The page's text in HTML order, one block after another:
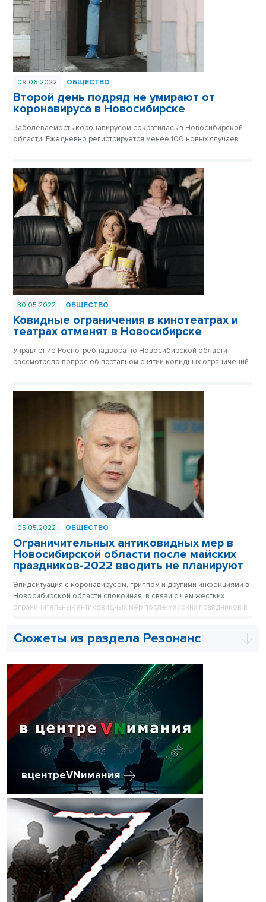
09.06.2022 ОБЩЕСТВО
Второй день подряд не умирают от
коронавируса в Новосибирске
Заболеваемость коронавирусом сократилась в Новосибирской
области. Ежедневно регистрируется менее 100 новых случаев.
30.05.2022 ОБЩЕСТВО
Ковидные ограничения в кинотеатрах и
театрах отменят в Новосибирске
Управление Роспотребнадзора по Новосибирской области
рассмотрело вопрос об поэтапном снятии ковидных ограничений.
05.05.2022 ОБЩЕСТВО
Ограничительных антиковидных мер в
Новосибирской области после майских
праздников-2022 вводить не планируют
Эпидситуация с коронавирусом, гриппом и другими инфекциями в
Новосибирской области спокойная, в связи с чем жестких
ограничительных антиковидных мер после майских праздников в
Сюжеты из раздела Резонанс
вцентреVNимания